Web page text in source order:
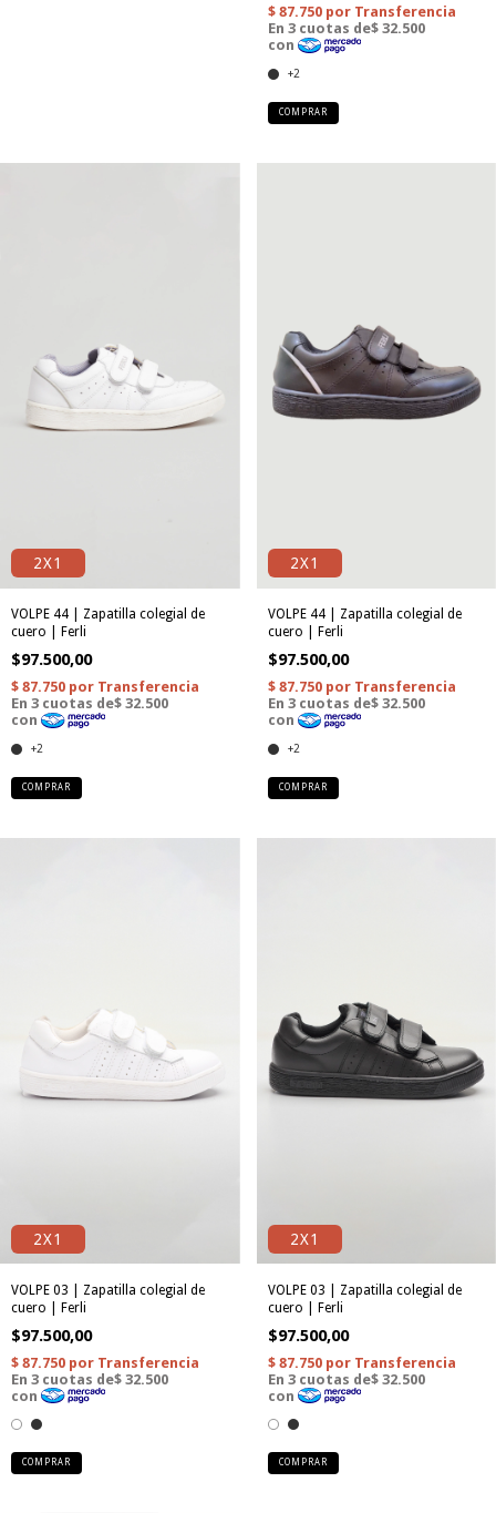
+2
COMPRAR
2X1
VOLPE 44 | Zapatilla colegial de
cuero | Ferli
$97.500,00
+2
COMPRAR
2X1
VOLPE 44 | Zapatilla colegial de
cuero | Ferli
$97.500,00
+2
COMPRAR
2X1
VOLPE 03 | Zapatilla colegial de
cuero | Ferli
$97.500,00
COMPRAR
2X1
VOLPE 03 | Zapatilla colegial de
cuero | Ferli
$97.500,00
COMPRAR